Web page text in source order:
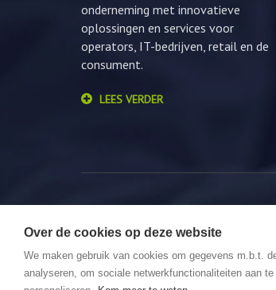
onderneming met innovatieve
oplossingen en services voor
operators, IT-bedrijven, retail en de
consument.
LEES VERDER
© 2026 GSMLoket. All Rights
Over de cookies op deze website
We maken gebruik van cookies om gegevens m.b.t.
analyseren, om sociale netwerkfunctionaliteiten aan